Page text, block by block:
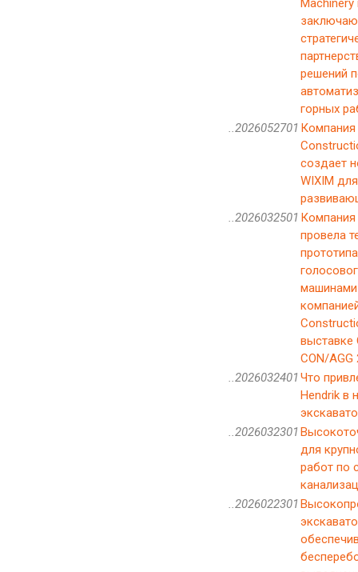
решений
горных
..2026052701 Компания
создает
WIXIM для
..2026032501 Компания
провела
выставке
CON/AGG
..2026032401 Что
Hendrik в
..2026032301
для
работ по
..2026022301